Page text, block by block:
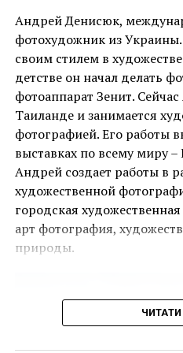
Читайте также:
скульптора Аниша
Инсталляция получила
потому что так
которым покрывают
Facebook
Twitter
Ця подія, яку не можна
можливість поціновувачам
деякі з найбільш
ще до того, як ярмарок
Однією з найяскравіших
виставка двадцяти
Руперта Гарсії, одного з
чикано, представлених
директор і куратор
Андрей Денисюк,
фотохудожник из
своим стилем в
детстве он начал делать
фотоаппарат Зенит.
Таиланде и занимается
фотографией. Его работы
выставках по всему миру
Андрей создает работы в
художественной
городская
арт фотография,
природы.